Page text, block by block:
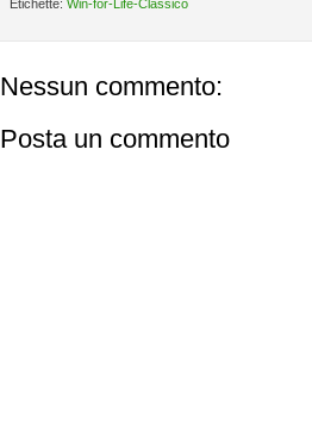
Etichette: Win-for-Life-Classico
Nessun commento:
Posta un commento